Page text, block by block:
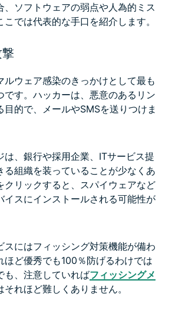
、ソフトウェアの弱点や人為的ミス
では代表的な手口を紹介します。
ルウェア感染のきっかけとして最も
です。ハッカーは、悪意のあるリン
目的で、メールやSMSを送りつけま
は、銀行や採用企業、ITサービス提
る組織を装っていることが少なくあ
クリックすると、スパイウェアなど
イスにインストールされる可能性が
スにはフィッシング対策機能が備わ
ほど優秀でも100％防げるわけでは
も、注意していればフィッシングメ
それほど難しくありません。